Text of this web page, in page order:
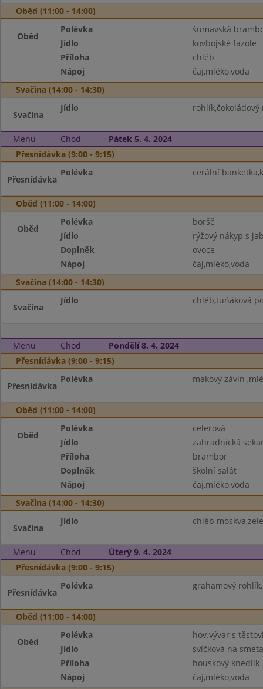
Oběd (11:00 - 14:00)
Oběd
Polévka
šumavská
Jídlo
kovbojské fazole
Příloha
chléb
Nápoj
čaj,mléko,voda
Svačina (14:00 - 14:30)
Svačina
Jídlo rohlík,čokoládový
Menu Chod
Pátek 5. 4. 2024
Přesnídávka (9:00 - 9:15)
Přesnídávka
Polévka cerální
Oběd (11:00 - 14:00)
Oběd
Polévka
boršč
Jídlo
rýžový nákyp s
Doplněk
ovoce
Nápoj
čaj,mléko,voda
Svačina (14:00 - 14:30)
Svačina
Jídlo chléb,tuńáková
Menu Chod
Pondělí 8. 4. 2024
Přesnídávka (9:00 - 9:15)
Přesnídávka
Polévka makový závin
Oběd (11:00 - 14:00)
Oběd
Polévka
celerová
Jídlo
zahradnická
Příloha
brambor
Doplněk
školní salát
Nápoj
čaj,mléko,voda
Svačina (14:00 - 14:30)
Svačina
Jídlo chléb
Menu Chod
Úterý 9. 4. 2024
Přesnídávka (9:00 - 9:15)
Přesnídávka
Polévka grahamový
Oběd (11:00 - 14:00)
Oběd
Polévka
hov.vývar s
Jídlo
svíčková na
Příloha
houskový knedlík
Nápoj
čaj,mléko,voda